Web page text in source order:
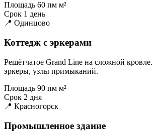
Площадь 60 пм м²
Срок 1 день
📍 Одинцово
Коттедж с эркерами
Решётчатое Grand Line на сложной
эркеры, узлы примыканий.
Площадь 90 пм м²
Срок 2 дня
📍 Красногорск
Промышленное здание